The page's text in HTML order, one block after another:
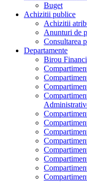
Buget
Achizitii publice
Achizitii
Anunturi de
Consultarea
Departamente
Birou